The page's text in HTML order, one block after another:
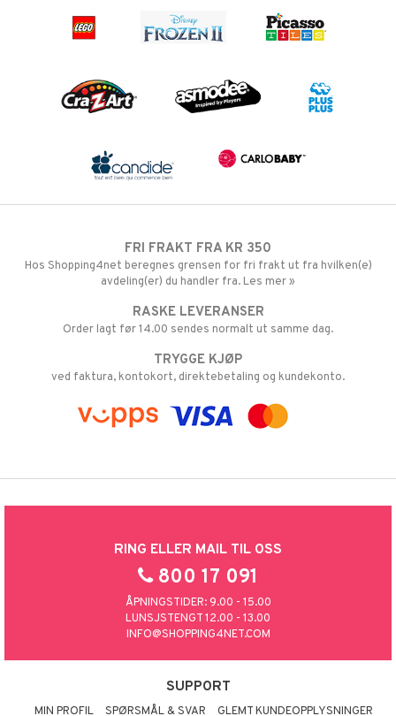
FRI FRAKT FRA KR 350
Hos Shopping4net beregnes grensen for fri frakt ut fra hvilken(e)
avdeling(er) du handler fra. Les mer »
RASKE LEVERANSER
Order lagt før 14.00 sendes normalt ut samme dag.
TRYGGE KJØP
ved faktura, kontokort, direktebetaling og kundekonto.
RING ELLER MAIL TIL OSS
800 17 091
ÅPNINGSTIDER: 9.00 - 15.00
LUNSJSTENGT 12.00 - 13.00
INFO@SHOPPING4NET.COM
SUPPORT
MIN PROFIL SPØRSMÅL & SVAR GLEMT KUNDEOPPLYSNINGER